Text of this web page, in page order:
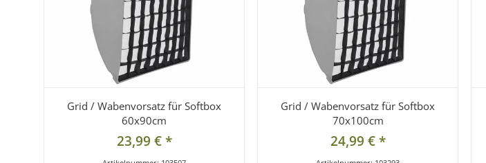
Grid / Wabenvorsatz für Softbox
60x90cm
23,99 €*
Grid / Wabenvorsatz für Softbox
70x100cm
24,99 €*